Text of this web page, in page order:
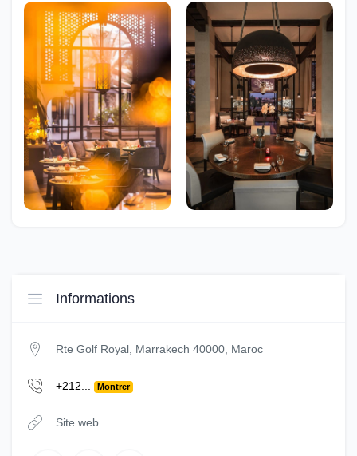
Informations
Rte Golf Royal, Marrakech 40000, Maroc
+212... Montrer
Site web